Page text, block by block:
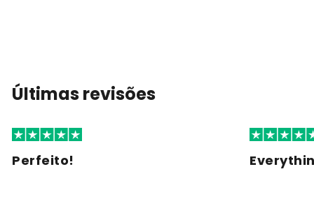
Últimas revisões
Perfeito!